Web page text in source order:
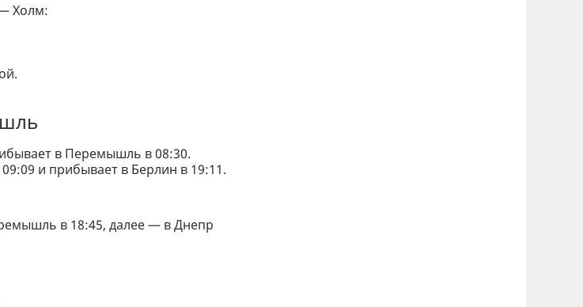
Холм:
в Перемышль в 08:30.
09:09 и прибывает в Берлин в 19:11.
в 18:45, далее — в Днепр